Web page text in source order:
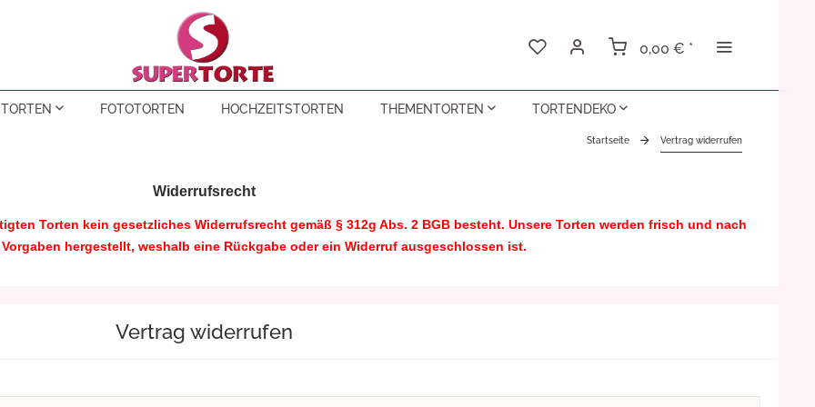
0,00 € *
FOTOTORTEN HOCHZEITSTORTEN THEMENTORTEN TORTENDEKO
TORTEN
70. GEBURTSTAG TORTEN
80. GEBURTSTAG TORTEN GEBURTSTAGSTORTEN FÜR JUNGEN
TORTEN
MUTTERTAGSTORTEN
PAW PATROL VALENTINSTAG TORTEN
ZUCKERDEKO
Startseite Vertrag widerrufen
Widerrufsrecht
Torten kein gesetzliches Widerrufsrecht gemäß § 312g Abs. 2 BGB besteht. Unsere Torten werden frisch und nach
hergestellt, weshalb eine Rückgabe oder ein Widerruf ausgeschlossen ist.
Vertrag widerrufen